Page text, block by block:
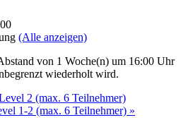
(Alle anzeigen)
von 1 Woche(n) um 16:00 Uhr
wiederholt wird.
2 (max. 6 Teilnehmer)
1-2 (max. 6 Teilnehmer) »